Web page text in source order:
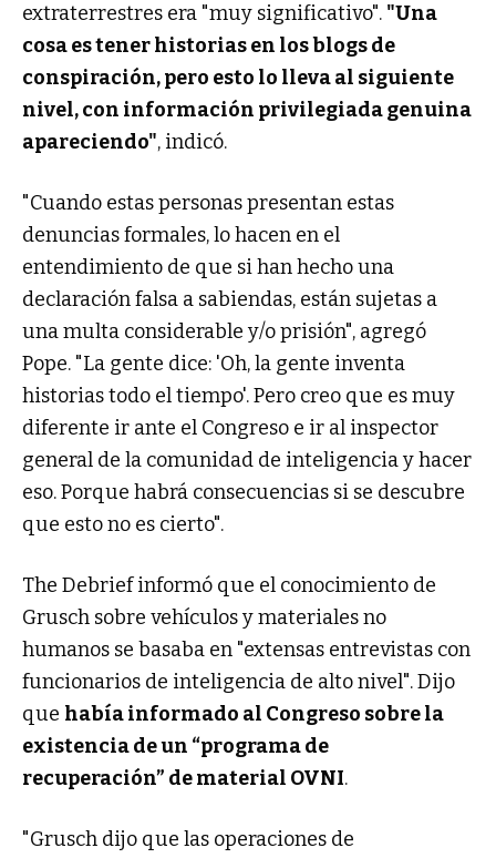
extraterrestres era "muy significativo". "Una
cosa es tener historias en los blogs de
conspiración, pero esto lo lleva al siguiente
nivel, con información privilegiada genuina
apareciendo", indicó.
"Cuando estas personas presentan estas
denuncias formales, lo hacen en el
entendimiento de que si han hecho una
declaración falsa a sabiendas, están sujetas a
una multa considerable y/o prisión", agregó
Pope. "La gente dice: 'Oh, la gente inventa
historias todo el tiempo'. Pero creo que es muy
diferente ir ante el Congreso e ir al inspector
general de la comunidad de inteligencia y hacer
eso. Porque habrá consecuencias si se descubre
que esto no es cierto".
The Debrief informó que el conocimiento de
Grusch sobre vehículos y materiales no
humanos se basaba en "extensas entrevistas con
funcionarios de inteligencia de alto nivel". Dijo
que había informado al Congreso sobre la
existencia de un “programa de
recuperación” de material OVNI.
"Grusch dijo que las operaciones de